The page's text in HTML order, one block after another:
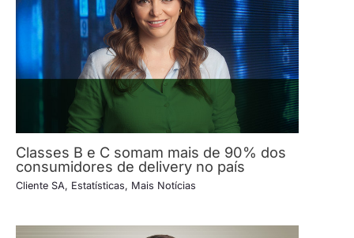
Classes B e C somam mais de 90% dos
consumidores de delivery no país
Cliente SA, Estatísticas, Mais Notícias